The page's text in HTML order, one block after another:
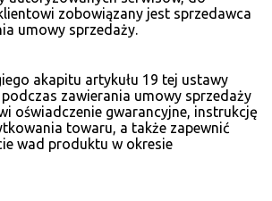
zobowiązany jest sprzedawca
umowy sprzedaży.
akapitu artykułu 19 tej ustawy
zawierania umowy sprzedaży
oświadczenie gwarancyjne, instrukcję
towaru, a także zapewnić
wad produktu w okresie